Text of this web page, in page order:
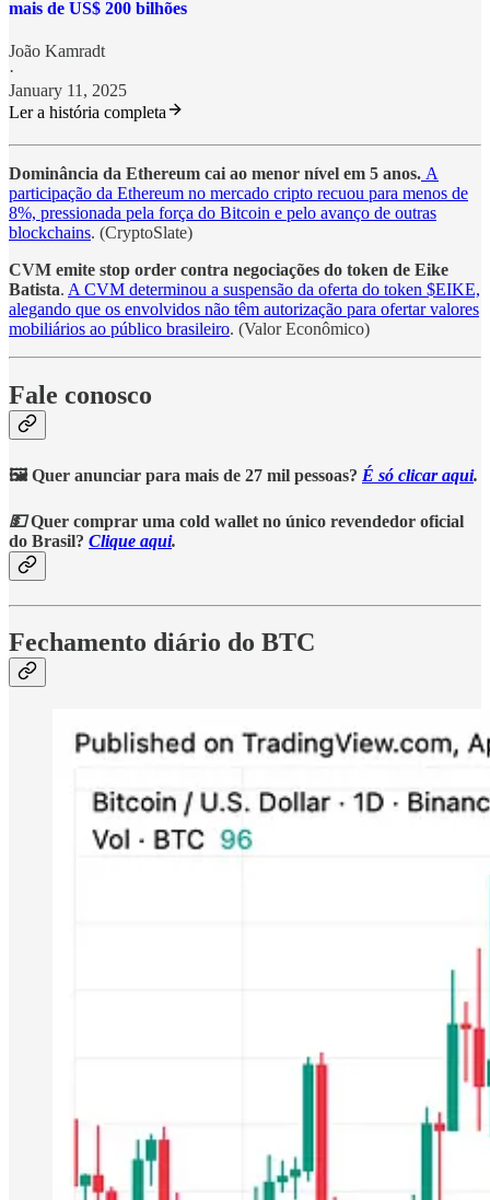
mais de US$ 200 bilhões
João Kamradt
·
January 11, 2025
Ler a história completa
Dominância da Ethereum cai ao menor nível em 5 anos. A
participação da Ethereum no mercado cripto recuou para menos de
8%, pressionada pela força do Bitcoin e pelo avanço de outras
blockchains. (CryptoSlate)
CVM emite stop order contra negociações do token de Eike
Batista. A CVM determinou a suspensão da oferta do token $EIKE,
alegando que os envolvidos não têm autorização para ofertar valores
mobiliários ao público brasileiro. (Valor Econômico)
Fale conosco
🖼️ Quer anunciar para mais de 27 mil pessoas? É só clicar aqui.
💵Quer comprar uma cold wallet no único revendedor oficial
do Brasil? Clique aqui.
Fechamento diário do BTC